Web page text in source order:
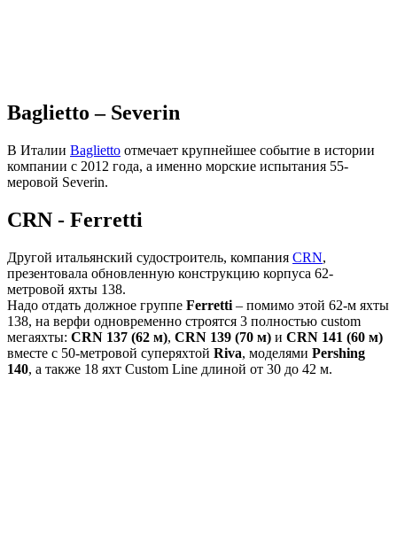
Baglietto – Severin
В Италии Baglietto отмечает крупнейшее событие в истории
компании с 2012 года, а именно морские испытания 55-
меровой Severin.
CRN - Ferretti
Другой итальянский судостроитель, компания CRN,
презентовала обновленную конструкцию корпуса 62-
метровой яхты 138.
Надо отдать должное группе Ferretti – помимо этой 62-м яхты
138, на верфи одновременно строятся 3 полностью custom
мегаяхты: CRN 137 (62 м), CRN 139 (70 м) и CRN 141 (60 м)
вместе с 50-метровой суперяхтой Riva, моделями Pershing
140, а также 18 яхт Custom Line длиной от 30 до 42 м.